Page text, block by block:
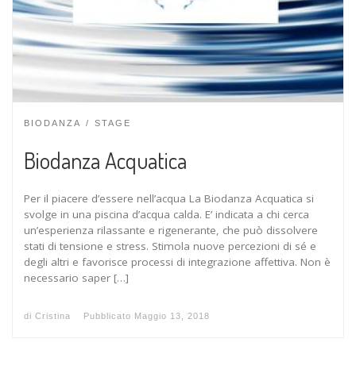
BIODANZA STAGE
Biodanza Acquatica
Per il piacere d’essere nell’acqua La Biodanza Acquatica si
svolge in una piscina d’acqua calda. E’ indicata a chi cerca
un’esperienza rilassante e rigenerante, che può dissolvere
stati di tensione e stress. Stimola nuove percezioni di sé e
degli altri e favorisce processi di integrazione affettiva. Non è
necessario saper […]
di Cristina Pubblicato Maggio 13, 2018